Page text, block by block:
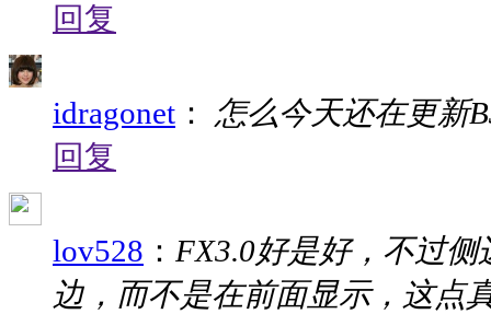
回复
idragonet ：
怎么今天还在更新
回复
lov528 ： FX3.0好是好，不过
边，而不是在前面显示，这点